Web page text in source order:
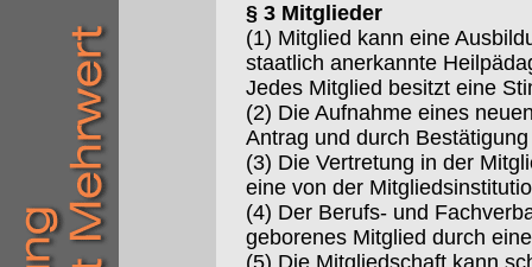
§ 3 Mitglieder
(1) Mitglied kann eine
staatlich anerkannte
Jedes Mitglied besitzt eine
(2) Die Aufnahme eines
Antrag und durch
(3) Die Vertretung in der
eine von der
(4) Der Berufs- und
geborenes Mitglied durch
(5) Die Mitgliedschaft kann